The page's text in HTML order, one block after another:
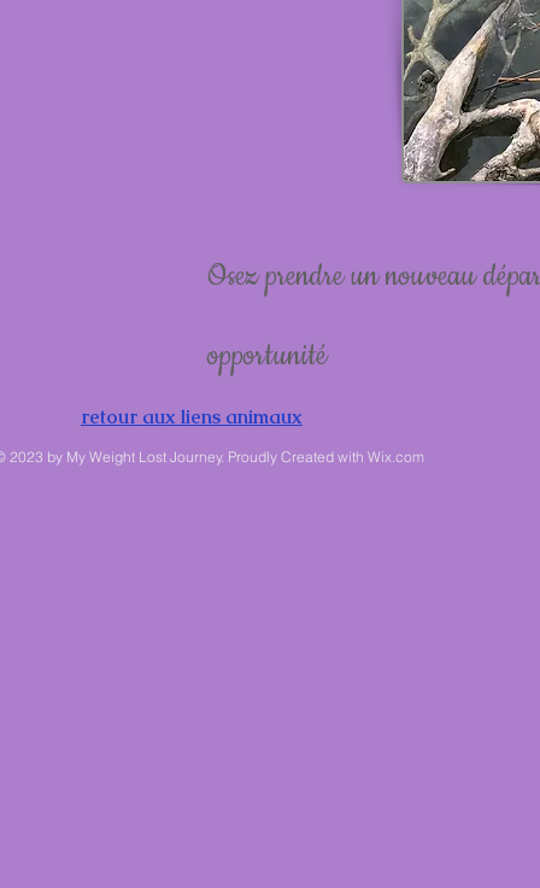
Osez prendre un nouveau
opportunité
retour aux liens animaux
2023 by My Weight Lost Journey. Proudly Created with Wix.com